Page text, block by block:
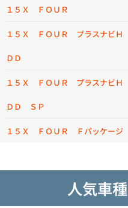
１５Ｘ ＦＯＵＲ
１５Ｘ ＦＯＵＲ プラスナビＨ
ＤＤ
１５Ｘ ＦＯＵＲ プラスナビＨ
ＤＤ ＳＰ
１５Ｘ ＦＯＵＲ Ｆパッケージ
人気車